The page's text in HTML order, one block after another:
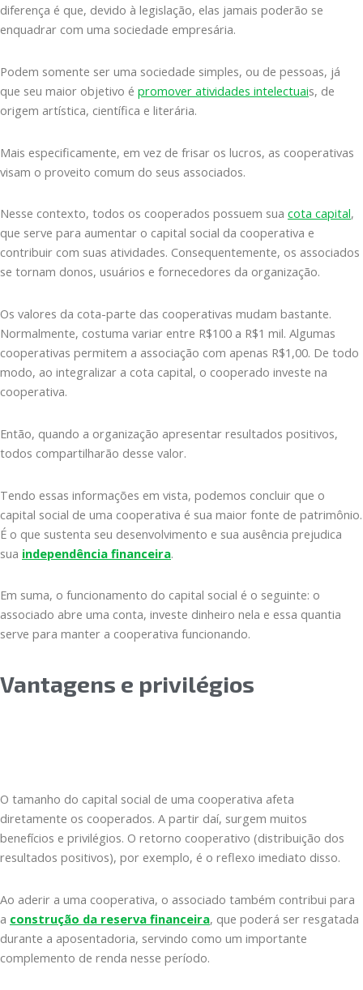
diferença é que, devido à legislação, elas jamais poderão se
enquadrar com uma sociedade empresária.
Podem somente ser uma sociedade simples, ou de pessoas, já
que seu maior objetivo é promover atividades intelectuais, de
origem artística, científica e literária.
Mais especificamente, em vez de frisar os lucros, as cooperativas
visam o proveito comum do seus associados.
Nesse contexto, todos os cooperados possuem sua cota capital,
que serve para aumentar o capital social da cooperativa e
contribuir com suas atividades. Consequentemente, os associados
se tornam donos, usuários e fornecedores da organização.
Os valores da cota-parte das cooperativas mudam bastante.
Normalmente, costuma variar entre R$100 a R$1 mil. Algumas
cooperativas permitem a associação com apenas R$1,00. De todo
modo, ao integralizar a cota capital, o cooperado investe na
cooperativa.
Então, quando a organização apresentar resultados positivos,
todos compartilharão desse valor.
Tendo essas informações em vista, podemos concluir que o
capital social de uma cooperativa é sua maior fonte de patrimônio.
É o que sustenta seu desenvolvimento e sua ausência prejudica
sua independência financeira.
Em suma, o funcionamento do capital social é o seguinte: o
associado abre uma conta, investe dinheiro nela e essa quantia
serve para manter a cooperativa funcionando.
Vantagens e privilégios
O tamanho do capital social de uma cooperativa afeta
diretamente os cooperados. A partir daí, surgem muitos
benefícios e privilégios. O retorno cooperativo (distribuição dos
resultados positivos), por exemplo, é o reflexo imediato disso.
Ao aderir a uma cooperativa, o associado também contribui para
a construção da reserva financeira, que poderá ser resgatada
durante a aposentadoria, servindo como um importante
complemento de renda nesse período.